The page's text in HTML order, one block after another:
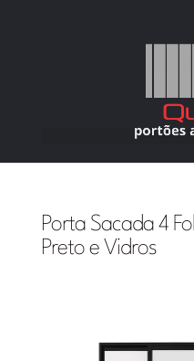
Porta Sacada 4
Preto e Vidros